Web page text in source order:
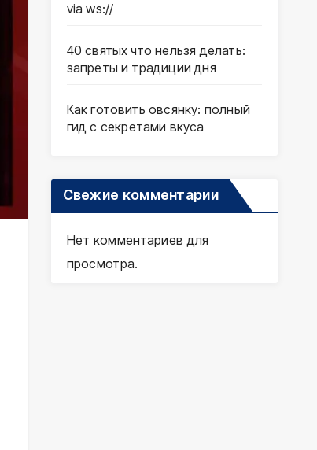
via ws://
40 святых что нельзя делать:
запреты и традиции дня
Как готовить овсянку: полный
гид с секретами вкуса
Свежие комментарии
Нет комментариев для
просмотра.